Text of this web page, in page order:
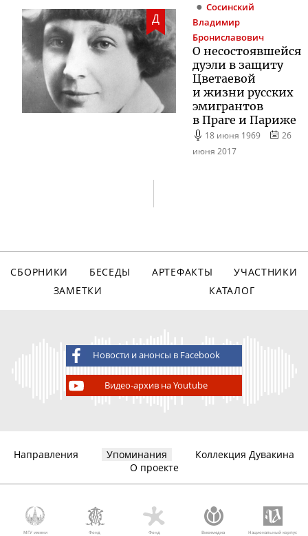
Д
Сосинский
Владимир
Брониславович
О несостоявшейся
дуэли в защиту
Цветаевой
и жизни русских
эмигрантов
в Праге и Париже
18 июня 1969
26
июня 2017
СБОРНИКИ БЕСЕДЫ АРТЕФАКТЫ
УЧАСТНИКИ
ЗАМЕТКИ
КАТАЛОГ
Новости и анонсы в Facebook
Видео-архив на Youtube
Направления Упоминания
Коллекция Дувакина
О проекте
МГУ имени
Фонд
Фонд
Викимедиа
Национальный корпус